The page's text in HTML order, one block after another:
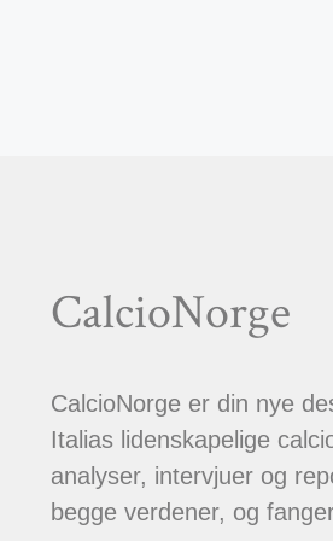
CalcioNorge
CalcioNorge er din nye
Italias lidenskapelige
analyser, intervjuer og
begge verdener, og